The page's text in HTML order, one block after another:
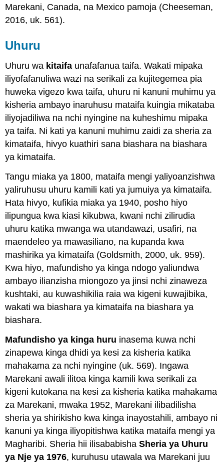
Marekani, Canada, na Mexico pamoja (Cheeseman,
2016, uk. 561).
Uhuru
Uhuru wa kitaifa unafafanua taifa. Wakati mipaka
iliyofafanuliwa wazi na serikali za kujitegemea pia
huweka vigezo kwa taifa, uhuru ni kanuni muhimu ya
kisheria ambayo inaruhusu mataifa kuingia mikataba
iliyojadiliwa na nchi nyingine na kuheshimu mipaka
ya taifa. Ni kati ya kanuni muhimu zaidi za sheria za
kimataifa, hivyo kuathiri sana biashara na biashara
ya kimataifa.
Tangu miaka ya 1800, mataifa mengi yaliyoanzishwa
yaliruhusu uhuru kamili kati ya jumuiya ya kimataifa.
Hata hivyo, kufikia miaka ya 1940, posho hiyo
ilipungua kwa kiasi kikubwa, kwani nchi zilirudia
uhuru katika mwanga wa utandawazi, usafiri, na
maendeleo ya mawasiliano, na kupanda kwa
mashirika ya kimataifa (Goldsmith, 2000, uk. 959).
Kwa hiyo, mafundisho ya kinga ndogo yaliundwa
ambayo ilianzisha miongozo ya jinsi nchi zinaweza
kushtaki, au kuwashikilia raia wa kigeni kuwajibika,
wakati wa biashara ya kimataifa na biashara ya
biashara.
Mafundisho ya kinga huru inasema kuwa nchi
zinapewa kinga dhidi ya kesi za kisheria katika
mahakama za nchi nyingine (uk. 569). Ingawa
Marekani awali ilitoa kinga kamili kwa serikali za
kigeni kutokana na kesi za kisheria katika mahakama
za Marekani, mwaka 1952, Marekani ilibadilisha
sheria ya shirikisho kwa kinga inayostahili, ambayo ni
kanuni ya kinga iliyopitishwa katika mataifa mengi ya
Magharibi. Sheria hii ilisababishaSheria ya Uhuru
ya Nje ya 1976, kuruhusu utawala wa Marekani juu